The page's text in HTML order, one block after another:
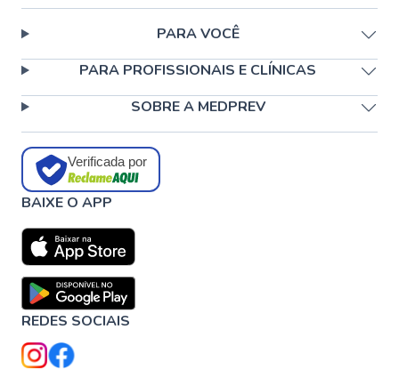
PARA VOCÊ
PARA PROFISSIONAIS E CLÍNICAS
SOBRE A MEDPREV
Verificada por
BAIXE O APP
REDES SOCIAIS